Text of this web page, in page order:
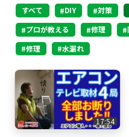
しかし本人は家族の中では異
算３０年もエンジニアとして
た。
その経歴上で得た、国家認定
ネットワークエンジニア な
それらの経験を生かし、エア
高度なLAN工事、防犯ネット
イテク機器の構築なども紹介
旅行や日本中の神社・仏閣
私は米国の外資系IT企業
い頃にアメリカ人のお友達
ムがMickミックなんです
性や同一主義感に比べて、
な文化の違いをずーっと
違った個性のある目立つ事
事の上でも個性的なブラン
で来ました。
すべて DIY 対策
プロが教える
修理
修理
水漏れ
17:54